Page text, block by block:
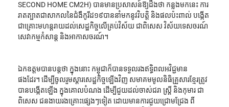
SECOND HOME CM2H) បានមានប្រសាសន៍ឱ្យដឹងថា កន្លងមកនេះ ការ
រាតត្បាតជាសាកលនៃជំងឺកូរីដ១៩បាននាំមកនូវវិបត្តិ និងផលប៉ះពាល់ បង្កើត
ជាគ្រោះមហន្តរាយដល់សេដ្ឋកិច្ចលើគ្រប់វិស័យ ជាពិសេស វិស័យទេសចរណ៍
សេវាកម្មកំសាន្ត និងអាកាសចរណ៍។
ឯកឧត្តមបានបន្តថា ក្នុងនោះ កម្ពុជាក៏បានទទួលរងឥទ្ធិពលអវិជ្ជមាន
ផងដែរ។ ដើម្បីចូលរួមស្តារសេដ្ឋកិច្ចឡើងវិញ សមាគមមូលនិធិគ្រួសារខ្មែរត្រូវ
បានបង្កើតឡើង ក្នុងគោលបំណង ដើម្បីជួយដល់ចាស់ជរា ស្ត្រី និងកុមារ ជា
ពិសេស ជនងាយរងគ្រោះផ្សេងៗទៀត ដោយមានការជួយជ្រោមជ្រែង ពី